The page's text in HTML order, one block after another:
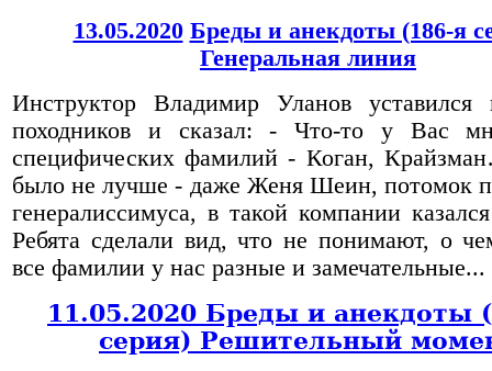
13.05.2020 Бреды и анекдоты (186-я
Генеральная линия
Инструктор Владимир Уланов уставился
походников и сказал: - Что-то у Вас
специфических фамилий - Коган,
было не лучше - даже Женя Шеин, потомок
генералиссимуса, в такой компании
Ребята сделали вид, что не понимают, о
все фамилии у нас разные и замечательные...
11.05.2020 Бреды и анекдоты
серия) Решительный